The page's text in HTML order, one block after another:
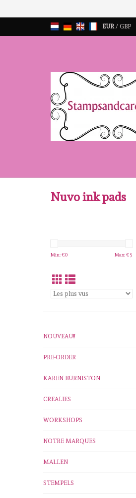
EUR/ GBP
Nuvo ink pads
Min: €0 Max: €5
NOUVEAU!!
PRE-ORDER
KAREN BURNISTON
CREALIES
WORKSHOPS
NOTRE MARQUES
MALLEN
STEMPELS